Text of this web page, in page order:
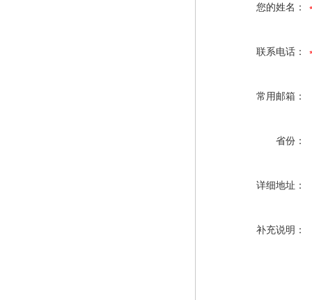
您的姓名：
联系电话：
常用邮箱：
省份：
详细地址：
补充说明：